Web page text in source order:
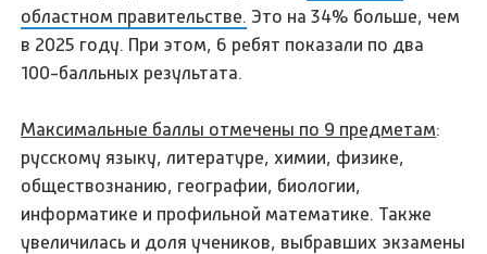
областном правительстве. Это на 34% больше, чем
в 2025 году. При этом, 6 ребят показали по два
100-балльных результата.
Максимальные баллы отмечены по 9 предметам:
русскому языку, литературе, химии, физике,
обществознанию, географии, биологии,
информатике и профильной математике. Также
увеличилась и доля учеников, выбравших экзамены